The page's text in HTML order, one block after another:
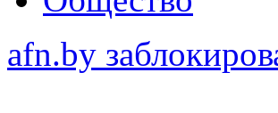
afn.by